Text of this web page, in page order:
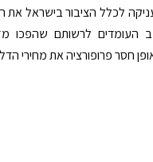
לכלל הציבור בישראל
העומדים לרשותם שהפכו
חסר פרופורציה את מחירי